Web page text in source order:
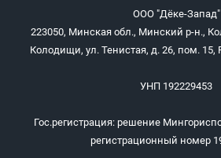
ООО "Дёке-Запад"
223050, Минская обл., Минский р-н.,
Колодищи, ул. Тенистая, д. 26, пом. 15,
УНП 192229453
Гос.регистрация: решение
регистрационный номер